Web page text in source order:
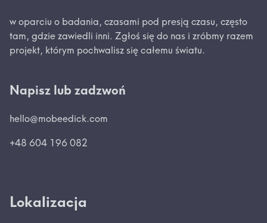
w oparciu o badania, czasami pod presją czasu, często
tam, gdzie zawiedli inni. Zgłoś się do nas i zróbmy razem
projekt, którym pochwalisz się całemu światu.
Napisz lub zadzwoń
hello@mobeedick.com
+48 604 196 082
Lokalizacja